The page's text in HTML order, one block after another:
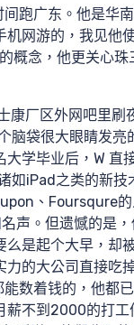
跑广东。他是华
网游的，我见他
概念，他更关心
康厂区外网吧里
脑袋很大眼睛发
学毕业后，W 直
如iPad之类的新
、Foursqure
声。但遗憾的是
是起个大早，却
的大公司直接吃
数着钱的，他都
薪不到2000的打